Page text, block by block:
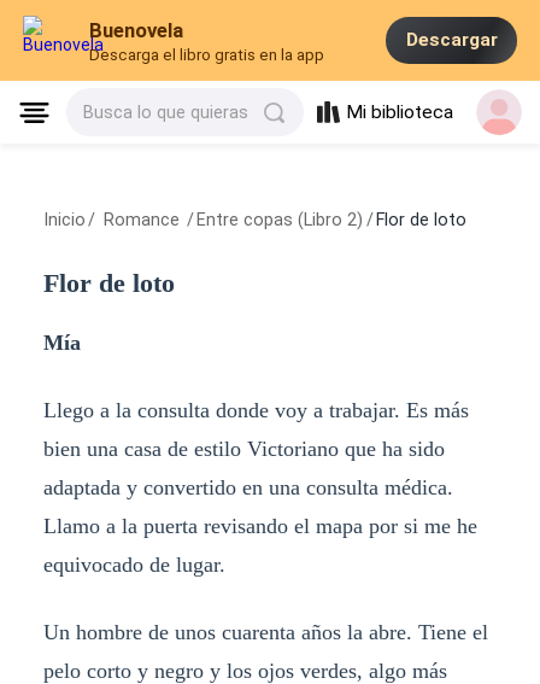
Buenovela
Descarga el libro gratis en la app
Descargar
Busca lo que quieras Mi biblioteca
Inicio / Romance / Entre copas (Libro 2) / Flor de loto
Flor de loto
Mía
Llego a la consulta donde voy a trabajar. Es más
bien una casa de estilo Victoriano que ha sido
adaptada y convertido en una consulta médica.
Llamo a la puerta revisando el mapa por si me he
equivocado de lugar.
Un hombre de unos cuarenta años la abre. Tiene el
pelo corto y negro y los ojos verdes, algo más